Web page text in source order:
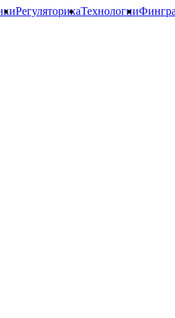
РегуляторикаТехнологии